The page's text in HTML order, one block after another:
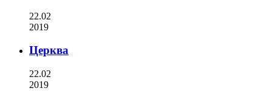
22.02
2019
Церква
22.02
2019